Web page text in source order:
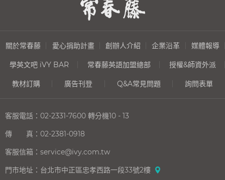
關於常春藤 愛心捐助計畫 創辦人介紹 企業沿革 媒體報導
學英文吧 iVY BAR 常春藤英語加盟總部 授權&師資外派
教材訂購 廣告刊登 Q&A常見問題 詢問表單
客服電話： 02-2331-7600 轉分機10 - 13
傳 真： 02-2381-0918
客服信箱： service@ivy.com.tw
門市地址： 台北市中正區忠孝西路一段33號2樓